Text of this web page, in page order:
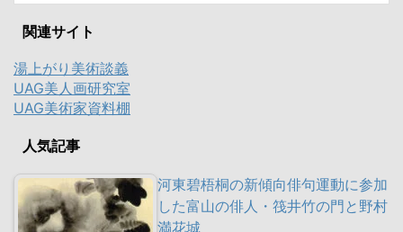
関連サイト
湯上がり美術談義
UAG美人画研究室
UAG美術家資料棚
人気記事
河東碧梧桐の新傾向俳句運動に参加
した富山の俳人・筏井竹の門と野村
満花城